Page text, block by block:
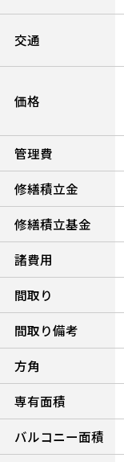
交通
価格
管理費
修繕積立金
修繕積立基金
諸費用
間取り
間取り備考
方角
専有面積
バルコニー面積